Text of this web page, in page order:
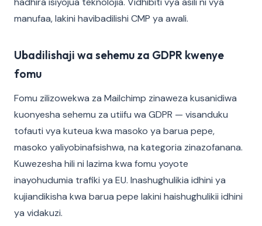
manufaa, lakini havibadilishi CMP ya awali.
Ubadilishaji wa sehemu za GDPR kwenye
fomu
Fomu zilizowekwa za Mailchimp zinaweza kusanidiwa
kuonyesha sehemu za utiifu wa GDPR — visanduku
tofauti vya kuteua kwa masoko ya barua pepe,
masoko yaliyobinafsishwa, na kategoria zinazofanana.
Kuwezesha hili ni lazima kwa fomu yoyote
inayohudumia trafiki ya EU. Inashughulikia idhini ya
kujiandikisha kwa barua pepe lakini haishughulikii idhini
ya vidakuzi.